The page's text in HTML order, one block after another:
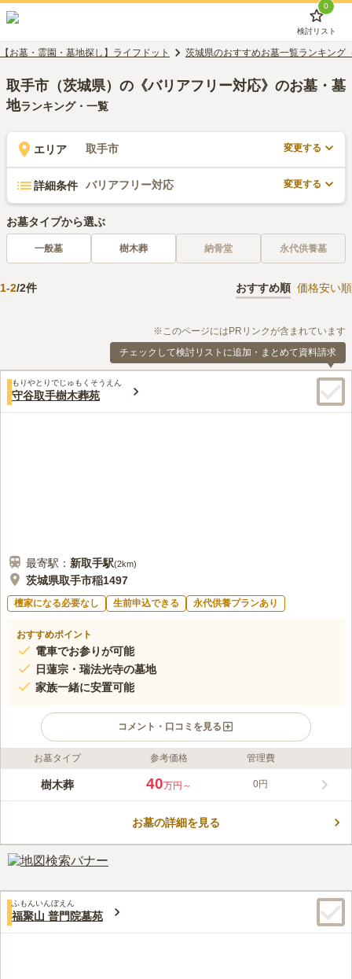
0
検討リスト
【お墓・霊園・墓地探し】ライフドット 茨城県のおすすめお墓一覧ランキング
取手市（茨城県）の《バリアフリー対応》のお墓・墓
地ランキング・一覧
エリア 取手市 変更する
詳細条件 バリアフリー対応 変更する
お墓タイプから選ぶ
一般墓 樹木葬 納骨堂 永代供養墓
1-2/2件 おすすめ順 価格安い順
※このページにはPRリンクが含まれています
チェックして検討リストに追加・まとめて資料請求
もりやとりでじゅもくそうえん
守谷取手樹木葬苑
最寄駅： 新取手駅(2km)
茨城県取手市稲1497
檀家になる必要なし 生前申込できる 永代供養プランあり
おすすめポイント
電車でお参りが可能
日蓮宗・瑞法光寺の墓地
家族一緒に安置可能
コメント・口コミを見る
ライフドット編集部のコメント
地元に人に親しまれてきた古刹の寺院墓地です。 明るい陽射し
間個別に供養した後は、合祀で永代供養を執り行ってもらえま
につくことができます。
口コミ評価
お墓タイプ 参考価格 管理費
樹木葬 40万円～ 0円
お墓の詳細を見る
ふもんいんぼえん
福聚山 普門院墓苑